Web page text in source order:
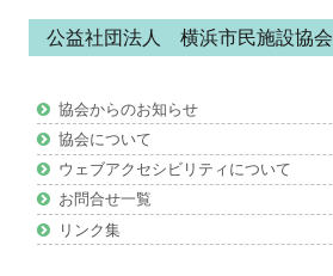
テ
ツ
公益社団法人 横浜市民施設協会
協会からのお知らせ
協会について
ウェブアクセシビリティについて
お問合せ一覧
リンク集